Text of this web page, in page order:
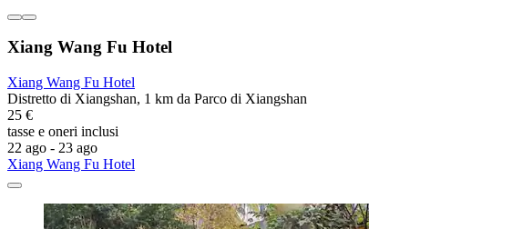
Xiang Wang Fu Hotel
Xiang Wang Fu Hotel
Distretto di Xiangshan, 1 km da Parco di Xiangshan
25 €
tasse e oneri inclusi
22 ago - 23 ago
Xiang Wang Fu Hotel